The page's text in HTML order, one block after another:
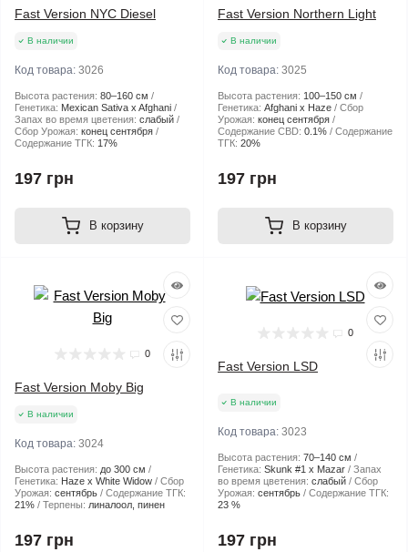
Fast Version NYC Diesel
В наличии
Код товара: 3026
Высота растения: 80–160 см
Генетика: Mexican Sativa x Afghani
Запах во время цветения: слабый
Сбор Урожая: конец сентября
Содержание ТГК: 17%
197 грн
В корзину
Fast Version Northern Light
В наличии
Код товара: 3025
Высота растения: 100–150 см
Генетика: Afghani x Haze
Сбор
Урожая: конец сентября
Содержание CBD: 0.1%
Содержание
ТГК: 20%
197 грн
В корзину
0
Fast Version Moby Big
В наличии
Код товара: 3024
Высота растения: до 300 см
Генетика: Haze x White Widow
Сбор
Урожая: сентябрь
Содержание ТГК:
21%
Терпены: линалоол, пинен
197 грн
0
Fast Version LSD
В наличии
Код товара: 3023
Высота растения: 70–140 см
Генетика: Skunk #1 x Mazar
Запах
во время цветения: слабый
Сбор
Урожая: сентябрь
Содержание ТГК:
23 %
197 грн